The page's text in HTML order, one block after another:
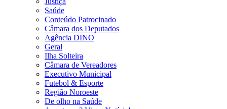
Saúde
Conteúdo Patrocinado
Câmara dos Deputados
Agência DINO
Geral
Ilha Solteira
Câmara de Vereadores
Executivo Municipal
Futebol & Esporte
Região Noroeste
De olho na Saúde